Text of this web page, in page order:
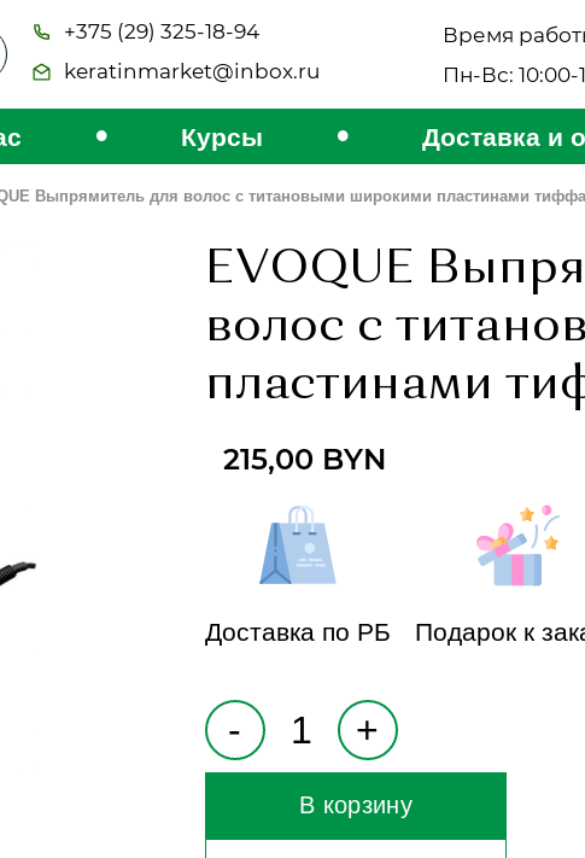
+375 (29) 325-18-94
keratinmarket@inbox.ru
Время
Пн-Вс: 10:00-
• Курсы • Доставка и
Выпрямитель для волос с титановыми широкими пластинами
EVOQUE
волос с
пластинами
215,00 BYN
Доставка по РБ Подарок к
В корзину